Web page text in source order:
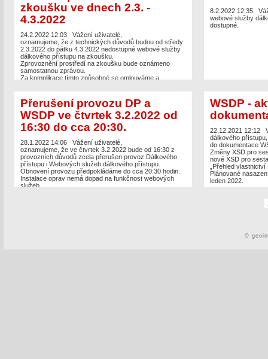
zkoušku ve dnech 2.3. -
4.3.2022
24.2.2022 12:03 Vážení uživatelé,
oznamujeme, že z technických důvodů budou od středy
2.3.2022 do pátku 4.3.2022 nedostupné webové služby
dálkového přístupu na zkoušku.
Zprovoznění prostředí na zkoušku bude oznámeno
samostatnou zprávou.
Za komplikace tímto způsobné se omlouváme a
8.2.2022 12:35
webové služby
dostupné.
Přerušení provozu DP a
WSDP ve čtvrtek 3.2.2022 od
16:30 do cca 20:30.
28.1.2022 14:06 Vážení uživatelé,
oznamujeme, že ve čtvrtek 3.2.2022 bude od 16:30 z
provozních důvodů zcela přerušen provoz Dálkového
přístupu i Webových služeb dálkového přístupu.
Obnovení provozu předpokládáme do cca 20:30 hodin.
Instalace oprav nemá dopad na funkčnost webových
služeb.
WSDP -
22.12.2021 12:12
dálkového přístupu,
do dokumentace
Změny XSD pro
nové XSD pro
„Přehled
Plánované
leden 2022.
©